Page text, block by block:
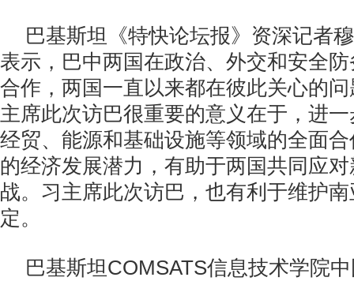
巴基斯坦《特快论坛报》资深记者
表示，巴中两国在政治、外交和安全
合作，两国一直以来都在彼此关心的
主席此次访巴很重要的意义在于，进
经贸、能源和基础设施等领域的全面
的经济发展潜力，有助于两国共同应
战。习主席此次访巴，也有利于维护
定。
巴基斯坦COMSATS信息技术学院